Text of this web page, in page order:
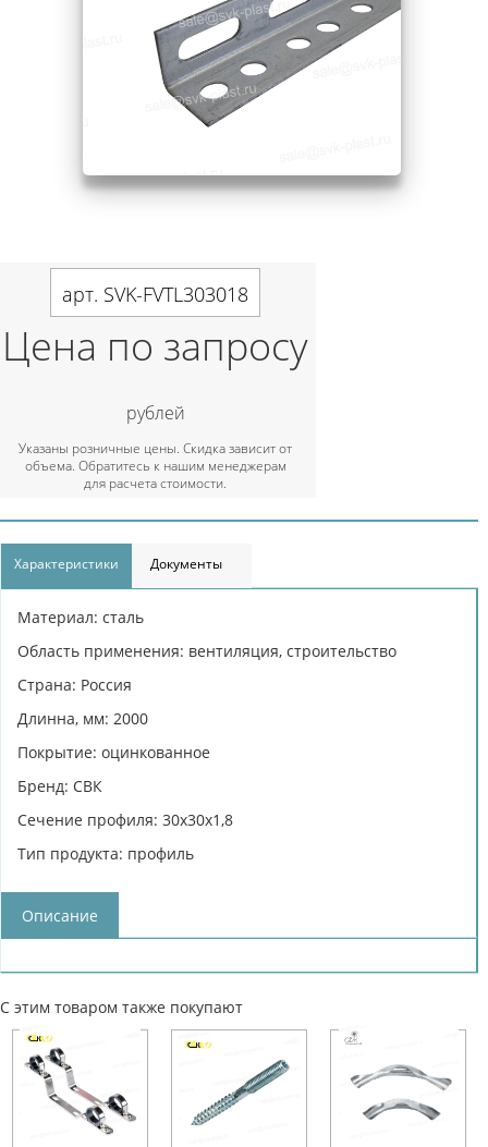
арт. SVK-FVTL303018
Цена по запросу
рублей
Указаны розничные цены. Скидка зависит от
объема. Обратитесь к нашим менеджерам
для расчета стоимости.
Характеристики Документы
Материал: сталь
Область применения: вентиляция, строительство
Страна: Россия
Длинна, мм: 2000
Покрытие: оцинкованное
Бренд: СВК
Сечение профиля: 30х30х1,8
Тип продукта: профиль
Описание
С этим товаром также покупают